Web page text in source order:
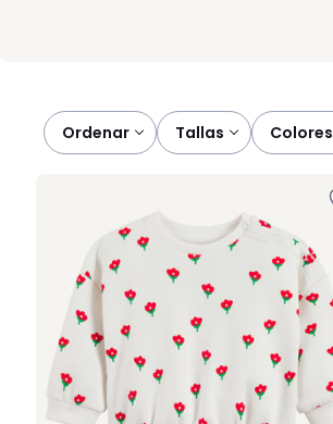
Ordenar tallas colores